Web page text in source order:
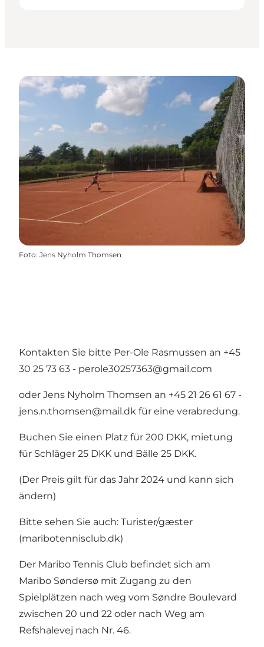
Foto: Jens Nyholm Thomsen
Kontakten Sie bitte Per-Ole Rasmussen an +45
30 25 73 63 - perole30257363@gmail.com
oder Jens Nyholm Thomsen an +45 21 26 61 67 -
jens.n.thomsen@mail.dk für eine verabredung.
Buchen Sie einen Platz für 200 DKK, mietung
für Schläger 25 DKK und Bälle 25 DKK.
(Der Preis gilt für das Jahr 2024 und kann sich
ändern)
Bitte sehen Sie auch: Turister/gæster
(maribotennisclub.dk)
Der Maribo Tennis Club befindet sich am
Maribo Søndersø mit Zugang zu den
Spielplätzen nach weg vom Søndre Boulevard
zwischen 20 und 22 oder nach Weg am
Refshalevej nach Nr. 46.